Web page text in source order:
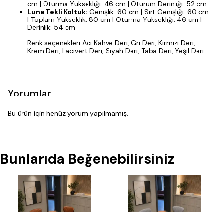
cm | Oturma Yüksekliği: 46 cm | Oturum Derinliği: 52 cm
Luna Tekli Koltuk: Genişlik: 60 cm | Sırt Genişliği: 60 cm
| Toplam Yükseklik: 80 cm | Oturma Yüksekliği: 46 cm |
Derinlik: 54 cm
Renk seçenekleri Acı Kahve Deri, Gri Deri, Kırmızı Deri,
Krem Deri, Lacivert Deri, Siyah Deri, Taba Deri, Yeşil Deri.
Yorumlar
Bu ürün için henüz yorum yapılmamış.
Bunlarıda Beğenebilirsiniz